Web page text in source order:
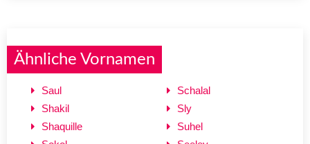
Ähnliche Vornamen
Saul
Shakil
Shaquille
Schalal
Sly
Suhel